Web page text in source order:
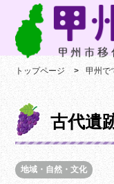
トップページ 甲州で
古代遺
地域・自然・文化